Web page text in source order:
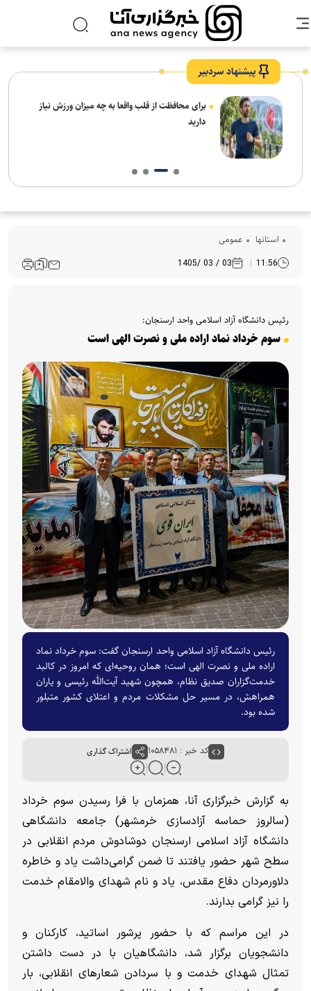
پیشنهاد سردبیر
برای محافظت از قلب واقعا به چه میزان ورزش نیاز
دارید
استانها عمومی
11:56
03 / 03 /1405
رئیس دانشگاه آزاد اسلامی واحد ارسنجان:
سوم خرداد نماد اراده ملی و نصرت الهی است
رئیس دانشگاه آزاد اسلامی واحد ارسنجان گفت: سوم خرداد نماد
اراده ملی و نصرت الهی است؛ همان روحیه‌ای که امروز در کالبد
خدمت‌گزاران صدیق نظام، همچون شهید آیت‌الله رئیسی و یاران
همراهش، در مسیر حل مشکلات مردم و اعتلای کشور متبلور
شده بود.
کد خبر : ۱۰۵۸۴۸۱ اشتراک گذاری
به گزارش خبرگزاری آنا، همزمان با فرا رسیدن سوم خرداد
(سالروز حماسه آزاد‌سازی خرمشهر) جامعه دانشگاهی
دانشگاه آزاد اسلامی ارسنجان دوشادوش مردم انقلابی در
سطح شهر حضور یافتند تا ضمن گرامی‌داشت یاد و خاطره
دلاورمردان دفاع مقدس، یاد و نام شهدای والامقام خدمت
را نیز گرامی بدارند.
در این مراسم که با حضور پرشور اساتید، کارکنان و
دانشجویان برگزار شد، دانشگاهیان با در دست داشتن
تمثال شهدای خدمت و با سردادن شعار‌های انقلابی، بار